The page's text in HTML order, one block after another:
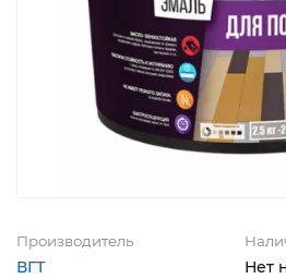
Производитель
ВГТ Нет